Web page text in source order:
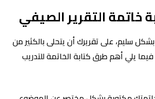
خاتمة التقرير الصيفي
سليم، على تقريرك أن يتحلى بالكثير من
فيما يلي أهم طرق كتابة الخاتمة للتدريب